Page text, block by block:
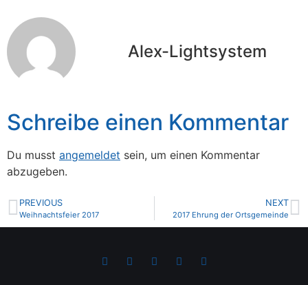
Alex-Lightsystem
Schreibe einen Kommentar
Du musst angemeldet sein, um einen Kommentar
abzugeben.
PREVIOUS
Weihnachtsfeier 2017
NEXT
2017 Ehrung der Ortsgemeinde